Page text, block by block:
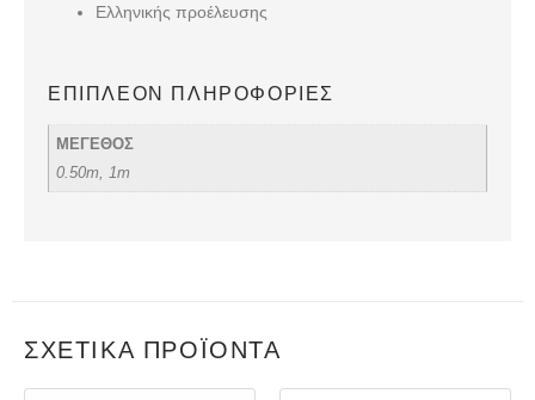
Ελληνικής προέλευσης
ΕΠΙΠΛΈΟΝ ΠΛΗΡΟΦΟΡΊΕΣ
ΜΕΓΕΘΟΣ
0.50m, 1m
ΣΧΕΤΙΚΆ ΠΡΟΪΌΝΤΑ